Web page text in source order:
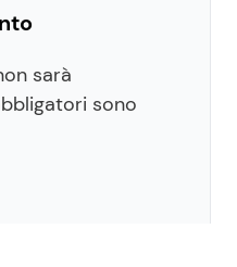
sarà
sono